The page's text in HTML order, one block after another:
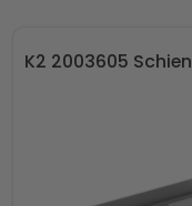
K2 2003605